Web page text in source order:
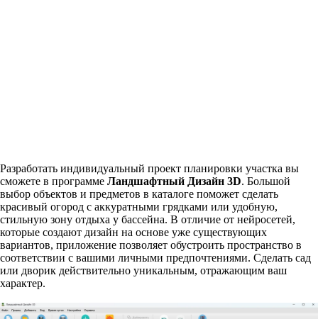
Разработать индивидуальный проект планировки участка вы
сможете в программе Ландшафтный Дизайн 3D. Большой
выбор объектов и предметов в каталоге поможет сделать
красивый огород с аккуратными грядками или удобную,
стильную зону отдыха у бассейна. В отличие от нейросетей,
которые создают дизайн на основе уже существующих
вариантов, приложение позволяет обустроить пространство в
соответствии с вашими личными предпочтениями. Сделать сад
или дворик действительно уникальным, отражающим ваш
характер.